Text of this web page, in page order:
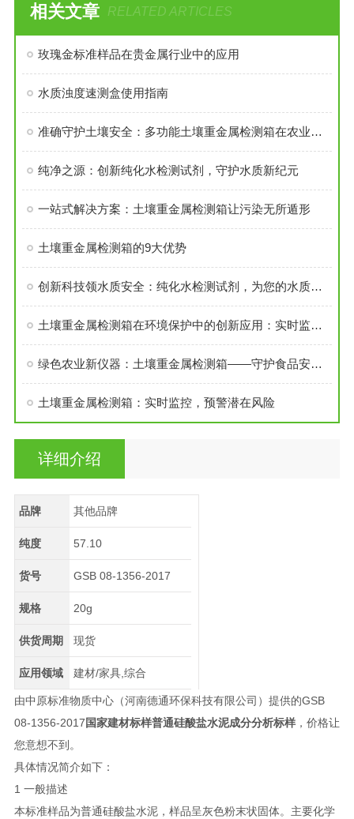
相关文章 RELATED ARTICLES
玫瑰金标准样品在贵金属行业中的应用
水质浊度速测盒使用指南
准确守护土壤安全：多功能土壤重金属检测箱在农业环境监测中的实践
纯净之源：创新纯化水检测试剂，守护水质新纪元
一站式解决方案：土壤重金属检测箱让污染无所遁形
土壤重金属检测箱的9大优势
创新科技领水质安全：纯化水检测试剂，为您的水质把关到底
土壤重金属检测箱在环境保护中的创新应用：实时监测与预警系统构建
绿色农业新仪器：土壤重金属检测箱——守护食品安全的坚固牌
土壤重金属检测箱：实时监控，预警潜在风险
详细介绍
品牌 其他品牌
纯度 57.10
货号 GSB 08-1356-2017
规格 20g
供货周期 现货
应用领域 建材/家具,综合
由中原标准物质中心（河南德通环保科技有限公司）提供的GSB
08-1356-2017国家建材标样普通硅酸盐水泥成分分析标样，价格让
您意想不到。
具体情况简介如下：
1 一般描述
本标准样品为普通硅酸盐水泥，样品呈灰色粉末状固体。主要化学